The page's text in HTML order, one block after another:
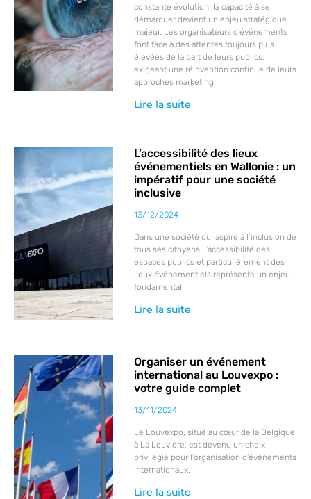
constante évolution, la capacité à se
démarquer devient un enjeu stratégique
majeur. Les organisateurs d’événements
font face à des attentes toujours plus
élevées de la part de leurs publics,
exigeant une réinvention continue de leurs
approches marketing.
Lire la suite
L’accessibilité des lieux
événementiels en Wallonie : un
impératif pour une société
inclusive
13/12/2024
Dans une société qui aspire à l’inclusion de
tous ses citoyens, l’accessibilité des
espaces publics et particulièrement des
lieux événementiels représente un enjeu
fondamental.
Lire la suite
Organiser un événement
international au Louvexpo :
votre guide complet
13/11/2024
Le Louvexpo, situé au cœur de la Belgique
à La Louvière, est devenu un choix
privilégié pour l’organisation d’événements
internationaux.
Lire la suite